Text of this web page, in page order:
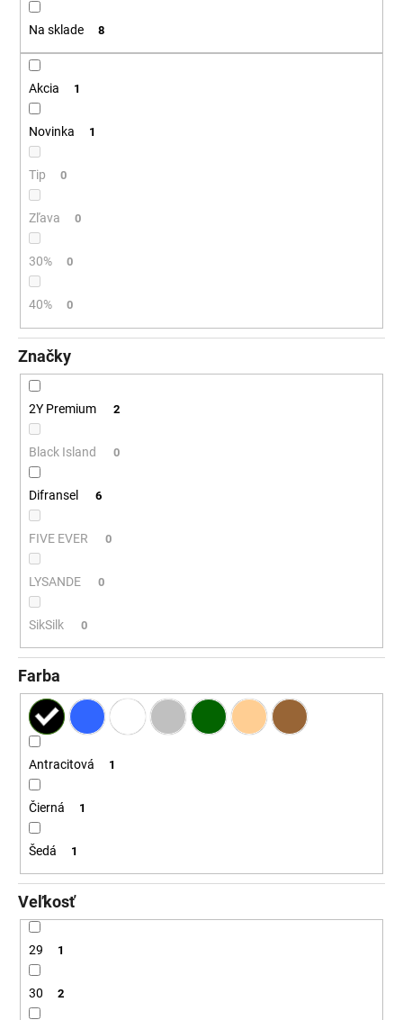
Na sklade 8
Akcia 1
Novinka 1
Tip 0
Zľava 0
30% 0
40% 0
Značky
2Y Premium 2
Black Island 0
Difransel 6
FIVE EVER 0
LYSANDE 0
SikSilk 0
Farba
Antracitová 1
Čierná 1
Šedá 1
Veľkosť
29 1
30 2
j
O
p
o
r
m